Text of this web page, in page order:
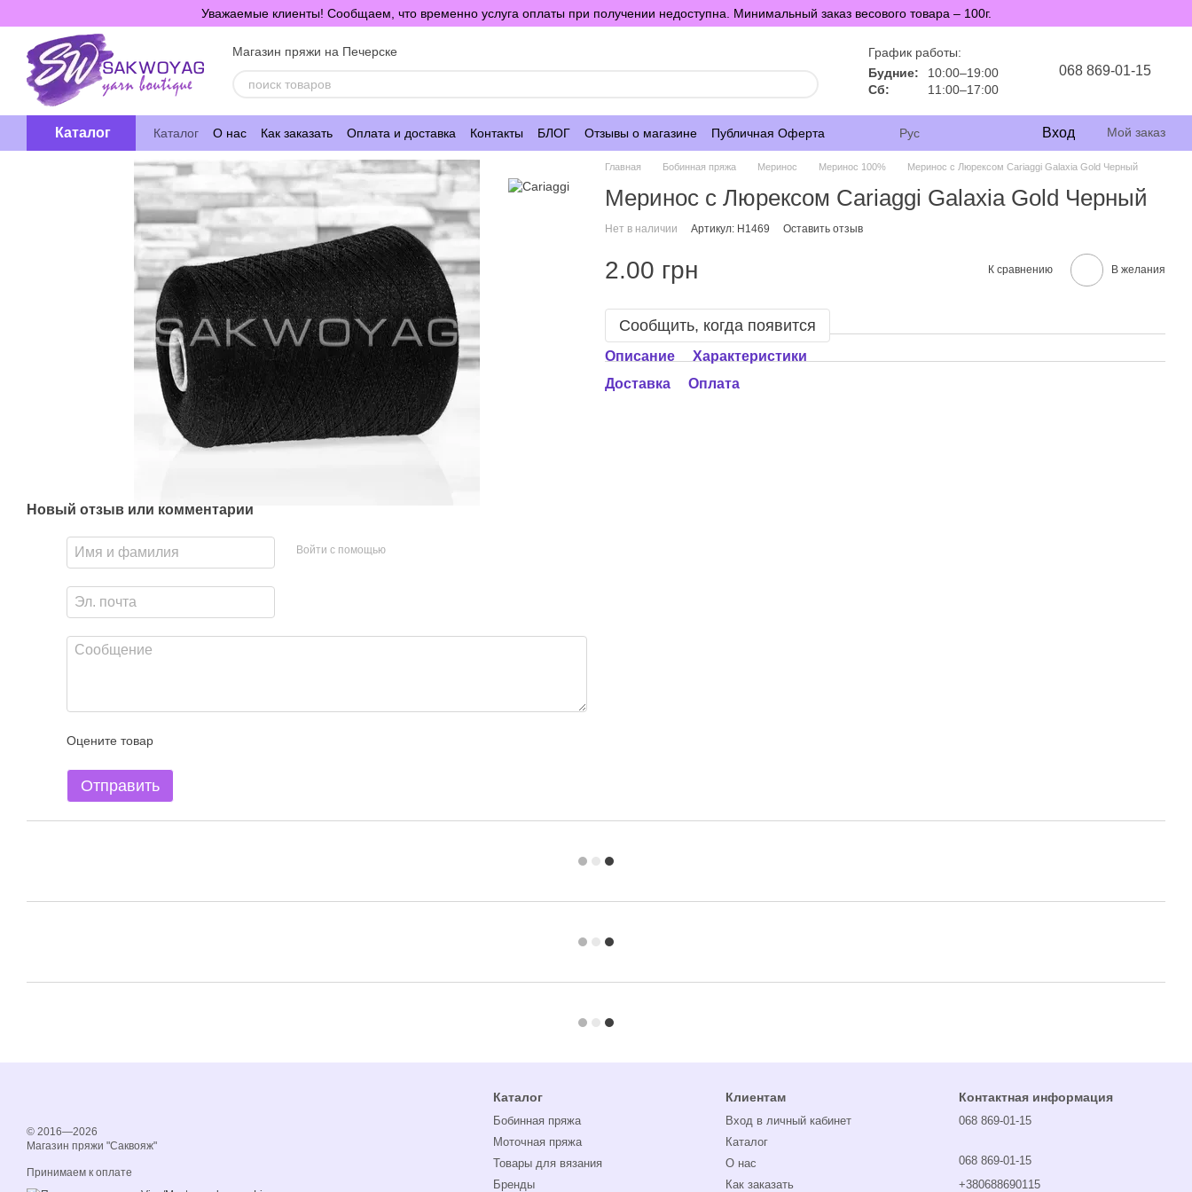
Уважаемые клиенты! Сообщаем, что временно услуга оплаты при получении недоступна. Минимальный заказ весового товара – 100г.
Магазин пряжи на Печерске
График работы:
Будние:
10:00–19:00
Сб:
11:00–17:00
068 869-01-15
Каталог Каталог О нас Как заказать Оплата и доставка Контакты БЛОГ Отзывы о магазине Публичная Оферта Рус Вход Мой заказ
Новый отзыв или комментарий
Войти с помощью
Оцените товар
Отправить
Главная Бобинная пряжа Меринос Меринос 100% Меринос с Люрексом Cariaggi Galaxia Gold Черный
Меринос с Люрексом Cariaggi Galaxia Gold Черный
Нет в наличии Артикул: H1469 Оставить отзыв
2.00 грн К сравнению В желания
Сообщить, когда появится
Описание
Характеристики
Доставка
Оплата
© 2016—2026
Магазин пряжи "Саквояж"
Принимаем к оплате
Каталог
Бобинная пряжа
Моточная пряжа
Товары для вязания
Бренды
Клиентам
Вход в личный кабинет
Каталог
О нас
Как заказать
Контактная информация
068 869-01-15
068 869-01-15
+380688690115